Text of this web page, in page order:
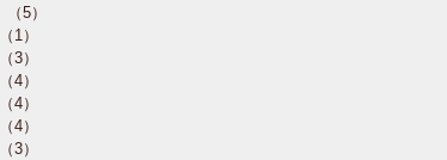
（5）
（1）
（3）
（4）
（4）
（4）
（3）